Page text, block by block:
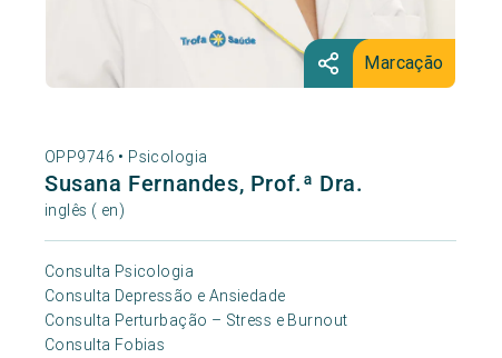
Marcação
OPP9746 • Psicologia
Susana Fernandes, Prof.ª Dra.
inglês ( en)
Consulta Psicologia
Consulta Depressão e Ansiedade
Consulta Perturbação – Stress e Burnout
Consulta Fobias